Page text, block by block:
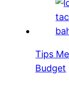
Tips
Budget